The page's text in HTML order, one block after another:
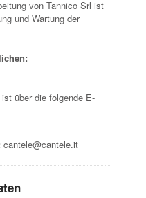
von Tannico Srl ist
und Wartung der
über die folgende E-
cantele@cantele.it